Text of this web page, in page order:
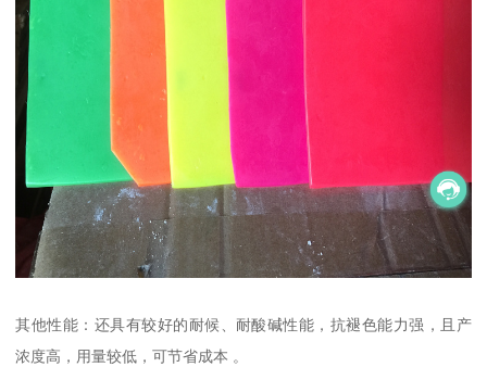
其他性能：还具有较好的耐候、耐酸碱性能，抗褪色能力强，且产
浓度高，用量较低，可节省成本 。